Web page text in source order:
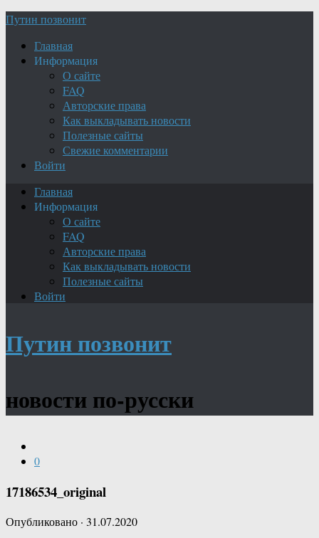
Путин позвонит
Главная
Информация
О сайте
FAQ
Авторские права
Как выкладывать новости
Полезные сайты
Свежие комментарии
Войти
Главная
Информация
О сайте
FAQ
Авторские права
Как выкладывать новости
Полезные сайты
Войти
Путин позвонит
новости по-русски
0
17186534_original
Опубликовано · 31.07.2020